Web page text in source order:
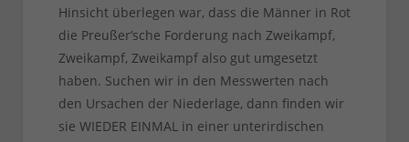
Hinsicht überlegen war, dass die Männer in Rot
die Preußer’sche Forderung nach Zweikampf,
Zweikampf, Zweikampf also gut umgesetzt
haben. Suchen wir in den Messwerten nach
den Ursachen der Niederlage, dann finden wir
sie WIEDER EINMAL in einer unterirdischen